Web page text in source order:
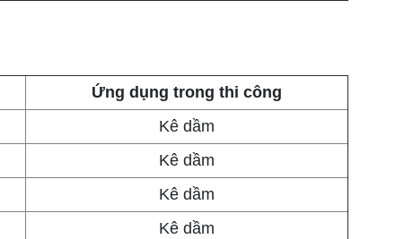
Ứng dụng trong thi công
Kê dầm
Kê dầm
Kê dầm
Kê dầm